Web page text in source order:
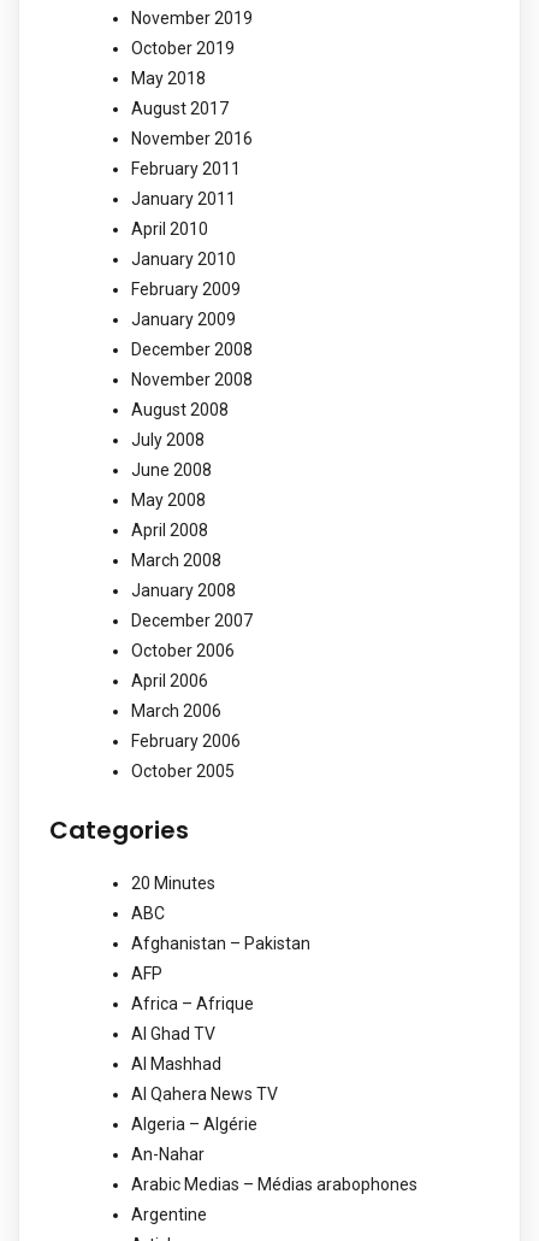
November 2019
October 2019
May 2018
August 2017
November 2016
February 2011
January 2011
April 2010
January 2010
February 2009
January 2009
December 2008
November 2008
August 2008
July 2008
June 2008
May 2008
April 2008
March 2008
January 2008
December 2007
October 2006
April 2006
March 2006
February 2006
October 2005
Categories
20 Minutes
ABC
Afghanistan – Pakistan
AFP
Africa – Afrique
Al Ghad TV
Al Mashhad
Al Qahera News TV
Algeria – Algérie
An-Nahar
Arabic Medias – Médias arabophones
Argentine